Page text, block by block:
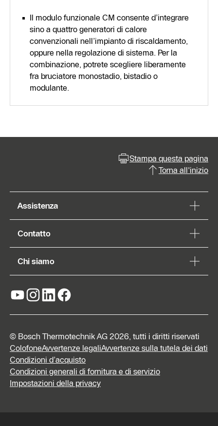
Il modulo funzionale CM consente d’integrare
sino a quattro generatori di calore
convenzionali nell’impianto di riscaldamento,
oppure nella regolazione di sistema. Per la
combinazione, potrete scegliere liberamente
fra bruciatore monostadio, bistadio o
modulante.
Stampa questa pagina
Torna all'inizio
Assistenza
Contatto
Chi siamo
© Bosch Thermotechnik AG 2026, tutti i diritti riservati
ColofoneAvvertenze legaliAvvertenze sulla tutela dei dati
Condizioni d’acquisto
Condizioni generali di fornitura e di servizio
Impostazioni della privacy